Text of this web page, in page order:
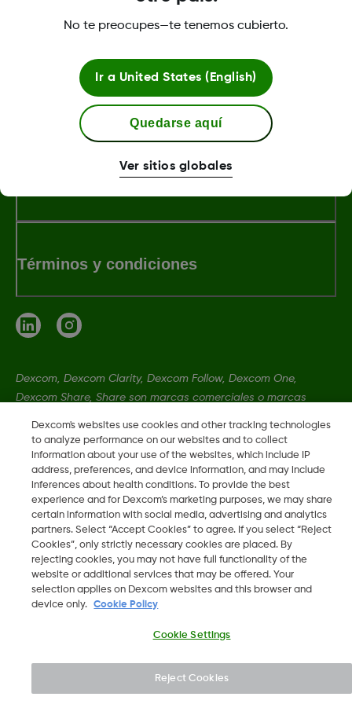
Was this article helpful?
Términos y condiciones
Dexcom, Dexcom Clarity, Dexcom Follow, Dexcom One,
Dexcom Share, Share son marcas comerciales o marcas
MAT-3304
2026 Dexcom, Inc. Todos los derechos reservados.
ES
Cambiar región
Dexcom's websites use cookies and other tracking technologies
to analyze performance on our websites and to collect
information about your use of the websites, which include IP
address, preferences, and device information, and may include
inferences about health conditions. To provide the best
experience and for Dexcom’s marketing purposes, we may share
certain information with social media, advertising and analytics
partners. Select “Accept Cookies” to agree. If you select “Reject
Cookies”, only strictly necessary cookies are placed. By
rejecting cookies, you may not have full functionality of the
website or additional services that may be offered. Your
selection applies on Dexcom websites and this browser and
device only.
Cookie Policy
Cookie Settings
Reject Cookies
No te preocupes—te tenemos cubierto.
Ir a United States (English)
Quedarse aquí
Ver sitios globales